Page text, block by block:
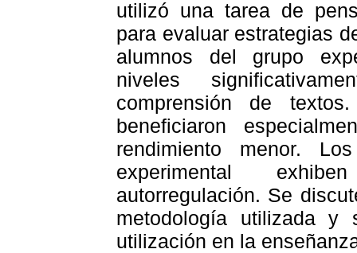
utilizó una tarea de
para evaluar estrategias
alumnos del grupo
niveles
comprensión de
beneficiaron
rendimiento menor.
experimental
autorregulación. Se
metodología utilizada y
utilización en la